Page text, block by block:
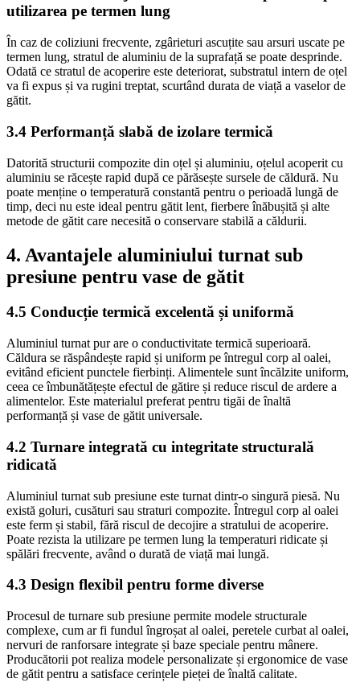
utilizarea pe termen lung
În caz de coliziuni frecvente, zgârieturi ascuțite sau arsuri uscate pe
termen lung, stratul de aluminiu de la suprafață se poate desprinde.
Odată ce stratul de acoperire este deteriorat, substratul intern de oțel
va fi expus și va rugini treptat, scurtând durata de viață a vaselor de
gătit.
3.4 Performanță slabă de izolare termică
Datorită structurii compozite din oțel și aluminiu, oțelul acoperit cu
aluminiu se răcește rapid după ce părăsește sursele de căldură. Nu
poate menține o temperatură constantă pentru o perioadă lungă de
timp, deci nu este ideal pentru gătit lent, fierbere înăbușită și alte
metode de gătit care necesită o conservare stabilă a căldurii.
4. Avantajele aluminiului turnat sub
presiune pentru vase de gătit
4.5 Conducție termică excelentă și uniformă
Aluminiul turnat pur are o conductivitate termică superioară.
Căldura se răspândește rapid și uniform pe întregul corp al oalei,
evitând eficient punctele fierbinți. Alimentele sunt încălzite uniform,
ceea ce îmbunătățește efectul de gătire și reduce riscul de ardere a
alimentelor. Este materialul preferat pentru tigăi de înaltă
performanță și vase de gătit universale.
4.2 Turnare integrată cu integritate structurală
ridicată
Aluminiul turnat sub presiune este turnat dintr-o singură piesă. Nu
există goluri, cusături sau straturi compozite. Întregul corp al oalei
este ferm și stabil, fără riscul de decojire a stratului de acoperire.
Poate rezista la utilizare pe termen lung la temperaturi ridicate și
spălări frecvente, având o durată de viață mai lungă.
4.3 Design flexibil pentru forme diverse
Procesul de turnare sub presiune permite modele structurale
complexe, cum ar fi fundul îngroșat al oalei, peretele curbat al oalei,
nervuri de ranforsare integrate și baze speciale pentru mânere.
Producătorii pot realiza modele personalizate și ergonomice de vase
de gătit pentru a satisface cerințele pieței de înaltă calitate.